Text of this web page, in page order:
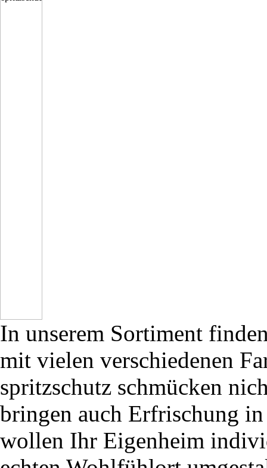
In unserem Sortiment
mit vielen verschiedenen
spritzschutz schmücken
bringen auch Erfrischung
wollen Ihr Eigenheim